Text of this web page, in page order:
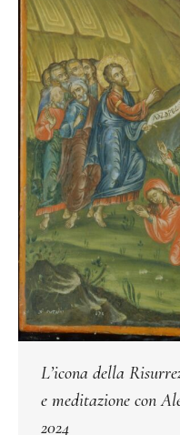
L’icona della
e meditazione con
2024